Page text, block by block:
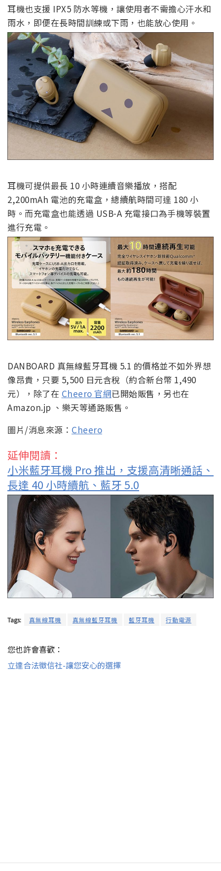
耳機也支援 IPX5 防水等機，讓使用者不需擔心汗水和
雨水，即便在長時間訓練或下雨，也能放心使用。
耳機可提供最長 10 小時連續音樂播放，搭配
2,200mAh 電池的充電盒，總續航時間可達 180 小
時。而充電盒也能透過 USB-A 充電接口為手機等裝置
進行充電。
DANBOARD 真無線藍牙耳機 5.1 的價格並不如外界想
像昂貴，只要 5,500 日元含稅（約合新台幣 1,490
元），除了在 Cheero 官網已開始販售，另也在
Amazon.jp 、樂天等通路販售。
圖片/消息來源： Cheero
延伸閱讀：
小米藍牙耳機 Pro 推出，支援高清晰通話、
長達 40 小時續航、藍牙 5.0
Tags: 真無線耳機 真無線藍牙耳機 藍牙耳機 行動電源
您也許會喜歡：
立達合法徵信社-讓您安心的選擇